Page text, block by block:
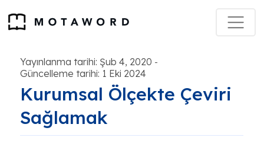
Yayınlanma tarihi: Şub 4, 2020 -
Güncelleme tarihi: 1 Eki 2024
Kurumsal Ölçekte Çeviri
Sağlamak